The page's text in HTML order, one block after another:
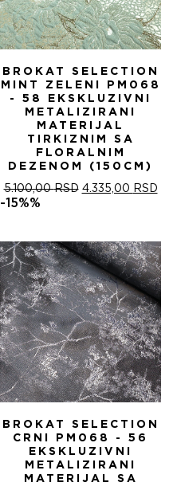
BROKAT SELECTION
MINT ZELENI PM068
- 58 EKSKLUZIVNI
METALIZIRANI
MATERIJAL
TIRKIZNIM SA
FLORALNIM
DEZENOM (150CM)
5.100,00RSD ОРИГИНАЛНА
5.100,00 RSD.
4.335,00 RSD
-15%%
BROKAT SELECTION
CRNI PM068 - 56
EKSKLUZIVNI
METALIZIRANI
MATERIJAL SA